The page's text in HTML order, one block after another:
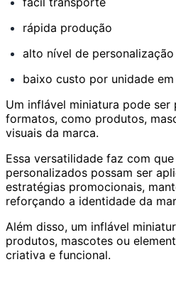
rápida produção
alto nível de personalização
baixo custo por unidade em
Um inflável miniatura pode
formatos, como produtos,
visuais da marca.
Essa versatilidade faz com
personalizados possam ser
estratégias promocionais,
reforçando a identidade da
Além disso, um inflável
produtos, mascotes ou
criativa e funcional.